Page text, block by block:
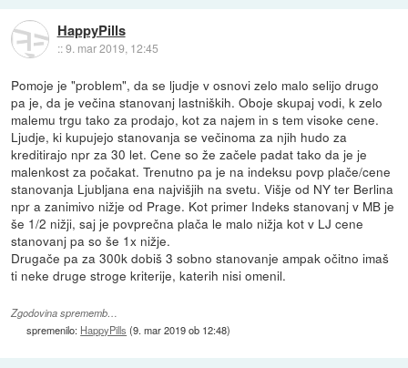
HappyPills
::9. mar 2019, 12:45
Pomoje je "problem", da se ljudje v osnovi zelo malo selijo drugo
pa je, da je večina stanovanj lastniških. Oboje skupaj vodi, k zelo
malemu trgu tako za prodajo, kot za najem in s tem visoke cene.
Ljudje, ki kupujejo stanovanja se večinoma za njih hudo za
kreditirajo npr za 30 let. Cene so že začele padat tako da je je
malenkost za počakat. Trenutno pa je na indeksu povp plače/cene
stanovanja Ljubljana ena najvišjih na svetu. Višje od NY ter Berlina
npr a zanimivo nižje od Prage. Kot primer Indeks stanovanj v MB je
še 1/2 nižji, saj je povprečna plača le malo nižja kot v LJ cene
stanovanj pa so še 1x nižje.
Drugače pa za 300k dobiš 3 sobno stanovanje ampak očitno imaš
ti neke druge stroge kriterije, katerih nisi omenil.
Zgodovina sprememb…
spremenilo: HappyPills (9. mar 2019 ob 12:48)